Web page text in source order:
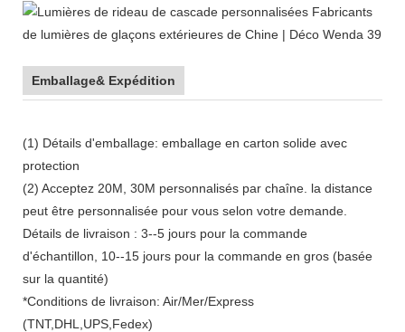
Emballage& Expédition
(1) Détails d'emballage: emballage en carton solide avec
protection
(2) Acceptez 20M, 30M personnalisés par chaîne. la distance
peut être personnalisée pour vous selon votre demande.
Détails de livraison : 3--5 jours pour la commande
d'échantillon, 10--15 jours pour la commande en gros (basée
sur la quantité)
*Conditions de livraison: Air/Mer/Express
(TNT,DHL,UPS,Fedex)